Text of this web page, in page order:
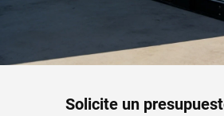
Solicite un